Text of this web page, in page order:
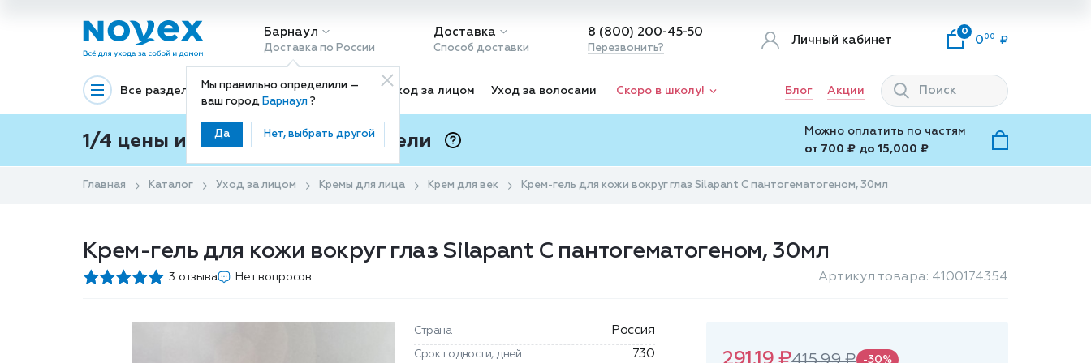
Барнаул
Доставка по России
Мы правильно определили —
ваш город Барнаул?
Да Нет, выбрать другой
Доставка
Способ доставки
8 (800) 200-45-50
Перезвонить?
Личный кабинет
0
0 00
Все разделы Декоративная косметика Уход за лицом Уход за волосами Скоро в школу! Блог Акции
1/4 цены и покупки ваши с Подели
Можно оплатить по частям
от 700 ₽ до 15,000 ₽
Главная Каталог Уход за лицом Кремы для лица Крем для век Крем-гель для кожи вокруг глаз Silapant С пантогематогеном, 30мл
Крем-гель для кожи вокруг глаз Silapant С пантогематогеном, 30мл
3 отзыва Нет вопросов Артикул товара: 4100174354
Страна Россия
Срок годности, дней 730 291.19 ₽415.99 ₽ -30%